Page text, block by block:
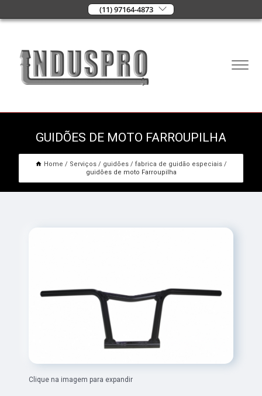
(11) 97164-4873
GUIDÕES DE MOTO FARROUPILHA
Home Serviços guidões
fabrica de guidão especiais
guidões de moto Farroupilha
Clique na imagem para expandir